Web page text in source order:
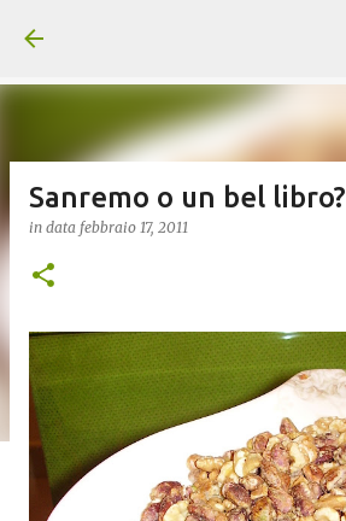
Sanremo o un bel libro?
in data febbraio 17, 2011